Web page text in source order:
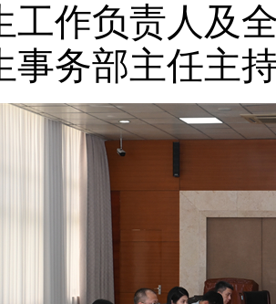
工作负责人及
事务部主任主